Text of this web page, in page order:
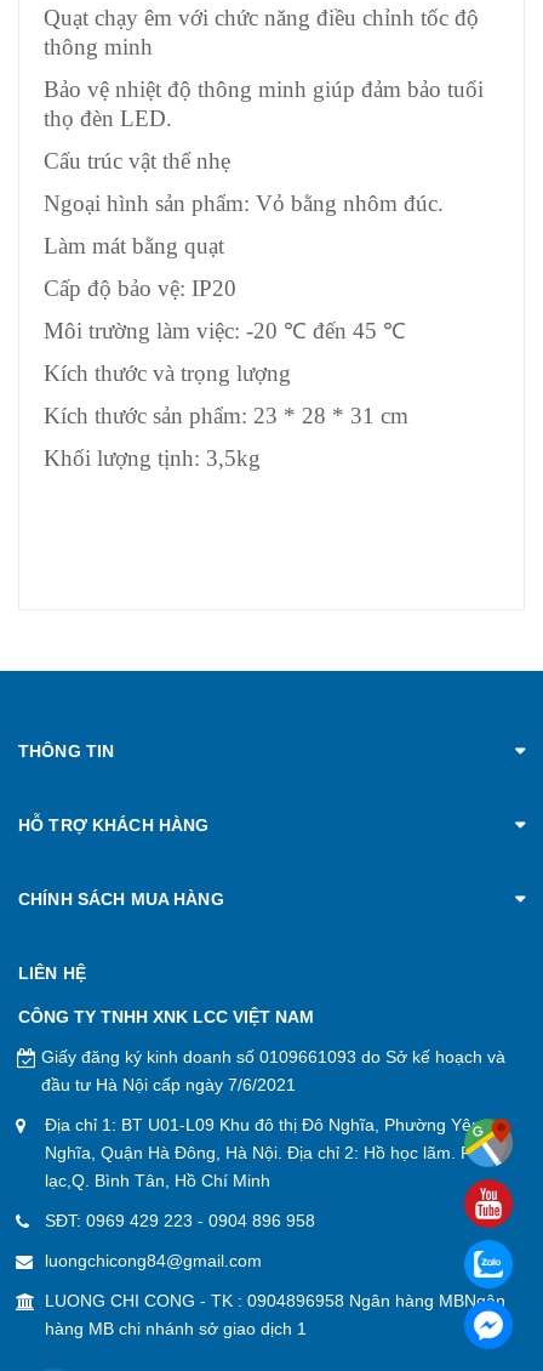
Quạt chạy êm với chức năng điều chỉnh tốc độ
thông minh
Bảo vệ nhiệt độ thông minh giúp đảm bảo tuổi
thọ đèn LED.
Cấu trúc vật thể nhẹ
Ngoại hình sản phẩm: Vỏ bằng nhôm đúc.
Làm mát bằng quạt
Cấp độ bảo vệ: IP20
Môi trường làm việc: -20 ℃ đến 45 ℃
Kích thước và trọng lượng
Kích thước sản phẩm: 23 * 28 * 31 cm
Khối lượng tịnh: 3,5kg
THÔNG TIN
HỖ TRỢ KHÁCH HÀNG
CHÍNH SÁCH MUA HÀNG
LIÊN HỆ
CÔNG TY TNHH XNK LCC VIỆT NAM
Giấy đăng ký kinh doanh số 0109661093 do Sở kế hoạch và
đầu tư Hà Nội cấp ngày 7/6/2021
Địa chỉ 1: BT U01-L09 Khu đô thị Đô Nghĩa, Phường Yên
Nghĩa, Quận Hà Đông, Hà Nội. Địa chỉ 2: Hồ học lãm. P. An
lạc,Q. Bình Tân, Hồ Chí Minh
SĐT: 0969 429 223 - 0904 896 958
luongchicong84@gmail.com
LUONG CHI CONG - TK : 0904896958 Ngân hàng MBNgân
hàng MB chi nhánh sở giao dịch 1